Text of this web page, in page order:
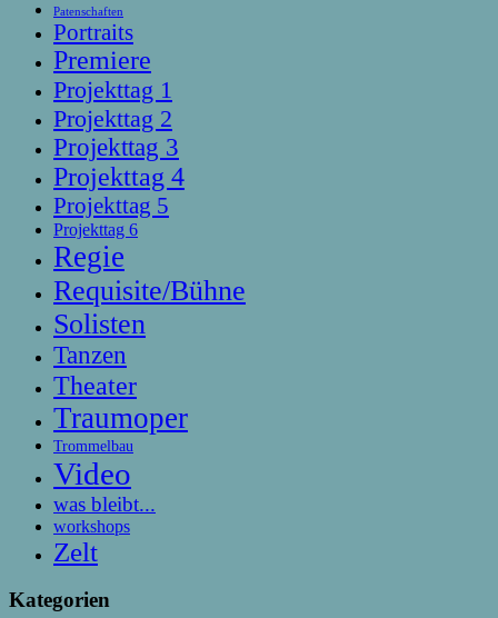
Patenschaften
Portraits
Premiere
Projekttag 1
Projekttag 2
Projekttag 3
Projekttag 4
Projekttag 5
Projekttag 6
Regie
Requisite/Bühne
Solisten
Tanzen
Theater
Traumoper
Trommelbau
Video
was bleibt...
workshops
Zelt
Kategorien